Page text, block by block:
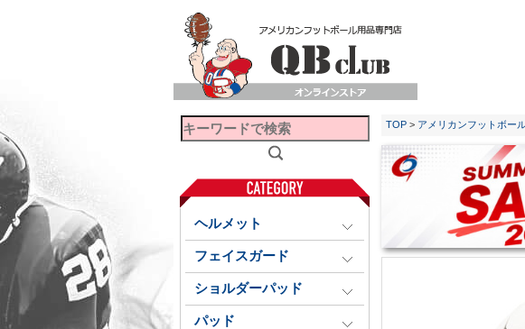
ヘルメット
フェイスガード
ショルダーパッド
パッド
TOP > アメリカンフットボー